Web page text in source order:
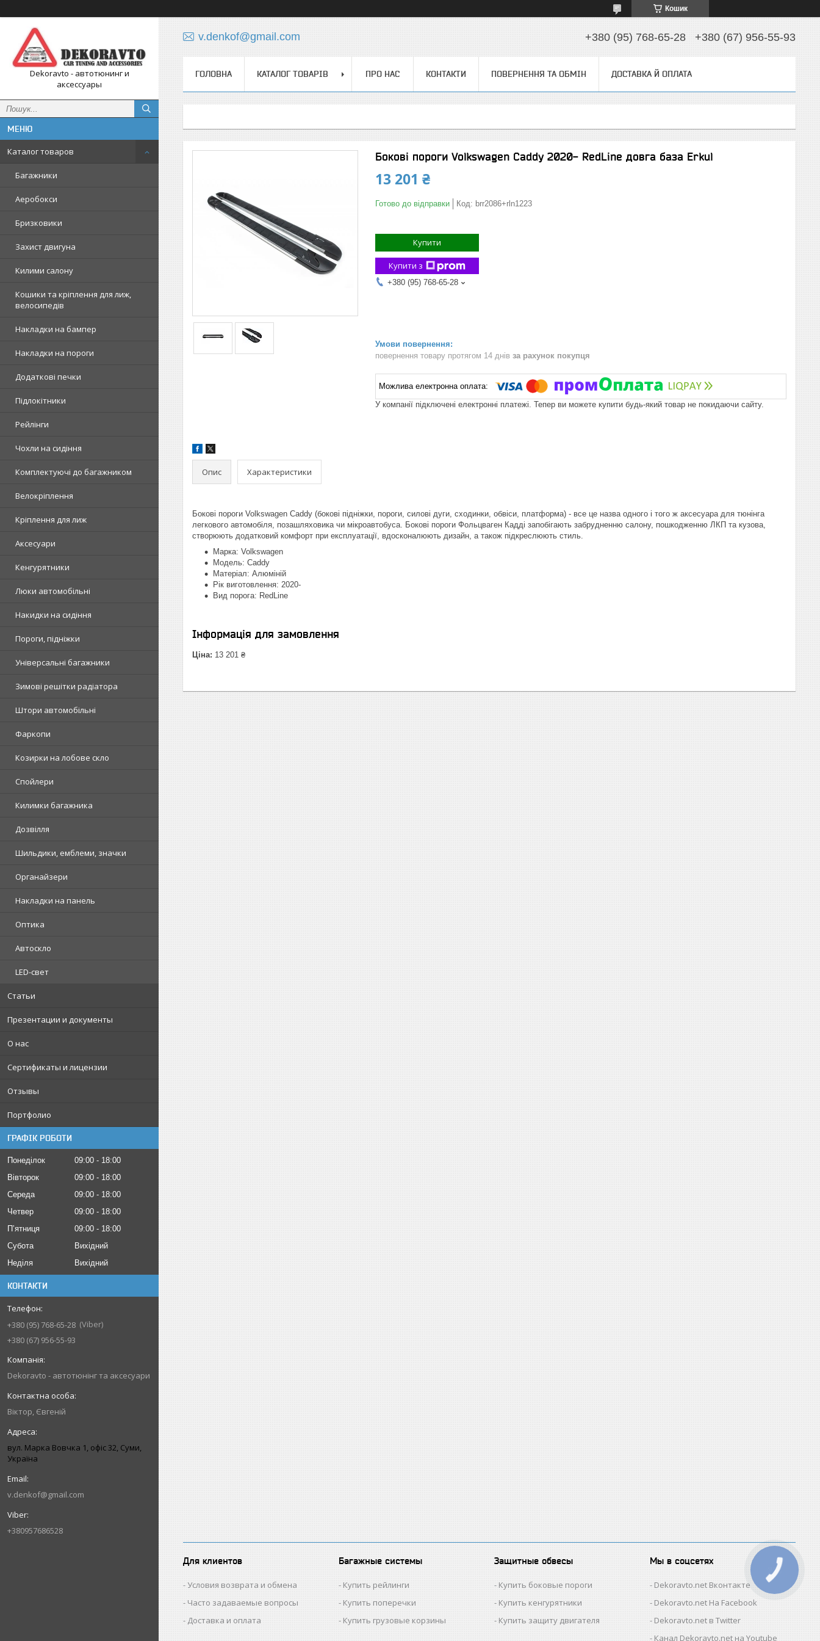
Кошик
Dekoravto - автотюнинг и
аксессуары
Каталог товаров
Багажники
Аеробокси
Бризковики
Захист двигуна
Килими салону
Кошики та кріплення для лиж,
велосипедів
Накладки на бампер
Накладки на пороги
Додаткові печки
Підлокітники
Рейлінги
Чохли на сидіння
Комплектуючі до багажником
Велокріплення
Кріплення для лиж
Аксесуари
Кенгурятники
Люки автомобільні
Накидки на сидіння
Пороги, підніжки
Універсальні багажники
Зимові решітки радіатора
Штори автомобільні
Фаркопи
Козирки на лобове скло
Спойлери
Килимки багажника
Дозвілля
Шильдики, емблеми, значки
Органайзери
Накладки на панель
Оптика
Автоскло
LED-свет
Статьи
Презентации и документы
О нас
Сертификаты и лицензии
Отзывы
Портфолио
ГРАФІК РОБОТИ
Понеділок 09:00
18:00
Вівторок
09:00
18:00
Середа
09:00
18:00
Четвер
09:00
18:00
Пʼятниця
09:00
18:00
Субота
Вихідний
Неділя
Вихідний
КОНТАКТИ
+380 (95) 768-65-28 Viber
+380 (67) 956-55-93
Dekoravto - автотюнінг та аксесуари
Віктор, Євгеній
вул. Марка Вовчка 1, офіс 32, Суми,
Україна
v.denkof@gmail.com
+380957686528
v.denkof@gmail.com +380 (95) 768-65-28 +380 (67) 956-55-93
ГОЛОВНА КАТАЛОГ ТОВАРІВ ПРО НАС КОНТАКТИ ПОВЕРНЕННЯ ТА ОБМІН ДОСТАВКА Й ОПЛАТА
Бокові пороги Volkswagen Caddy 2020- RedLine довга база Erkul
13 201 ₴
Готово до відправки Код: brr2086+rln1223
Купити
Купити з
+380 (95) 768-65-28
повернення товару протягом 14 днів за рахунок покупця
У компанії підключені електронні платежі. Тепер ви можете купити будь-який товар не покидаючи сайту.
Опис Характеристики
Бокові пороги Volkswagen Caddy (бокові підніжки, пороги, силові дуги, сходинки, обвіси, платформа) - все це назва одного і того ж аксесуара для тюнінга
легкового автомобіля, позашляховика чи мікроавтобуса. Бокові пороги Фольцваген Кадді запобігають забрудненню салону, пошкодженню ЛКП та кузова,
створюють додатковий комфорт при експлуатації, вдосконалюють дизайн, а також підкреслюють стиль.
Марка: Volkswagen
Модель: Caddy
Матеріал: Алюміній
Рік виготовлення: 2020-
Вид порога: RedLine
Інформація для замовлення
Ціна: 13 201 ₴
Для клиентов
Условия возврата и обмена
Часто задаваемые вопросы
Доставка и оплата
Багажные системы
Купить рейлинги
Купить поперечки
Купить грузовые корзины
Защитные обвесы
Купить боковые пороги
Купить кенгурятники
Купить защиту двигателя
Мы в соцсетях
Dekoravto.net Вконтакте
Dekoravto.net На Facebook
Dekoravto.net в Twitter
Канал Dekoravto.net на Youtube